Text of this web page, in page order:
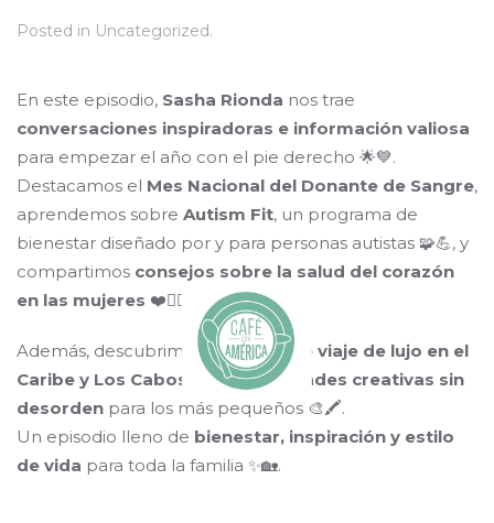
Posted in Uncategorized.
En este episodio, Sasha Rionda nos trae
conversaciones inspiradoras e información valiosa
para empezar el año con el pie derecho 🌟💙.
Destacamos el Mes Nacional del Donante de Sangre,
aprendemos sobre Autism Fit, un programa de
bienestar diseñado por y para personas autistas 🧩💪, y
compartimos consejos sobre la salud del corazón
en las mujeres ❤️👩‍⚕️.
Además, descubrimos destinos de viaje de lujo en el
Caribe y Los Cabos
🌴✈️, yactividades creativas sin
desorden para los más pequeños 🎨🖍️.
Un episodio lleno de bienestar, inspiración y estilo
de vida para toda la familia ✨🏡.